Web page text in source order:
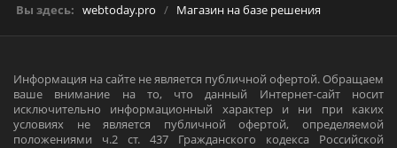
Вы здесь: webtoday.pro / Магазин на базе решения
Информация на сайте не является публичной офертой. Обращаем
ваше внимание на то, что данный Интернет-сайт носит
исключительно информационный характер и ни при каких
условиях не является публичной офертой, определяемой
положениями ч.2 ст. 437 Гражданского кодекса Российской